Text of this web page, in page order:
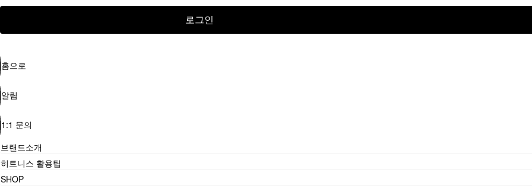
로그인
홈으로
알림
1:1 문의
브랜드소개
히트니스 활용팁
SHOP